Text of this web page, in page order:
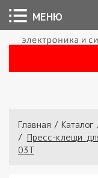
Вы здесь
Главная / Каталог
/ Пресс-клещи
03T
МЕНЮ